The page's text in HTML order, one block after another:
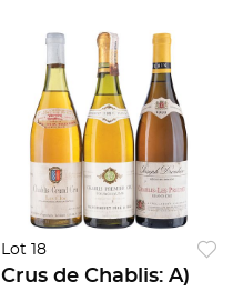
Lot 18
Crus de Chablis: A)